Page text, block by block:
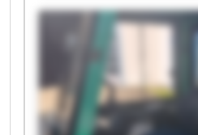
Adolf GmbH Herzog Adolf
GmbH Herzog Adolf GmbH
Herzog Adolf GmbH
GmbH Herzog Adolf GmbH